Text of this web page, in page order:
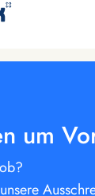
um
unsere